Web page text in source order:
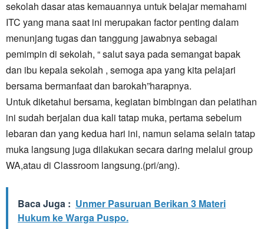
sekolah dasar atas kemauannya untuk belajar memahami
ITC yang mana saat ini merupakan factor penting dalam
menunjang tugas dan tanggung jawabnya sebagai
pemimpin di sekolah, “ salut saya pada semangat bapak
dan ibu kepala sekolah , semoga apa yang kita pelajari
bersama bermanfaat dan barokah”harapnya.
Untuk diketahui bersama, kegiatan bimbingan dan pelatihan
ini sudah berjalan dua kali tatap muka, pertama sebelum
lebaran dan yang kedua hari ini, namun selama selain tatap
muka langsung juga dilakukan secara daring melalui group
WA,atau di Classroom langsung.(pri/ang).
Baca Juga : Unmer Pasuruan Berikan 3 Materi
Hukum ke Warga Puspo.